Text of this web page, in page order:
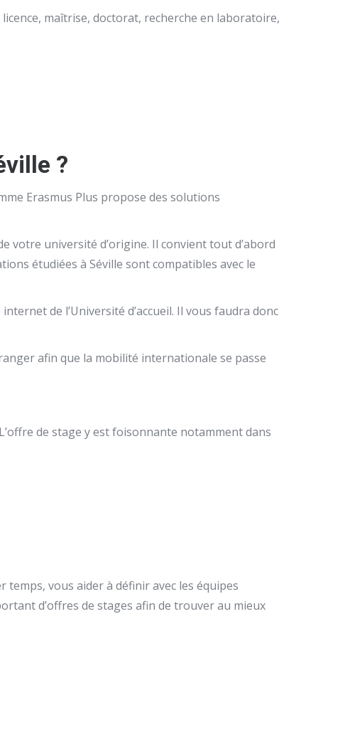
maîtrise, doctorat, recherche en laboratoire,
?
Erasmus Plus propose des solutions
votre université d’origine. Il convient tout d’abord
étudiées à Séville sont compatibles avec le
de l’Université d’accueil. Il vous faudra donc
afin que la mobilité internationale se passe
de stage y est foisonnante notamment dans
vous aider à définir avec les équipes
d’offres de stages afin de trouver au mieux